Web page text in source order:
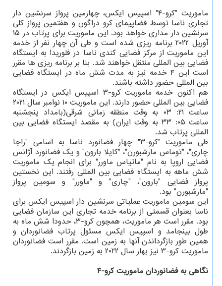
ماموریت "کرو-۴" اسپیس ایکس، چهارمین پرواز سرنشین دار
تجاری ناسا توسط فضاپیمای کرو دراگون و هفتمین پرواز کلی
سرنشین دار مداری خواهد بود. این ماموریت برای پرتاب در ۱۵
آوریل ۲۰۲۲ برنامه ریزی شده است و طی آن چهار نفر از خدمه
این ماموریت از مرکز فضایی کندی ناسا در فلوریدا به ایستگاه
فضایی بین المللی منتقل خواهند شد. بنا بر برنامه ریزی ها مقرر
است این ۴ خدمه نیز به مدت شش ماه در ایستگاه فضایی
بین المللی حضور داشته باشند.
هم اکنون خدمه ماموریت کرو-۳ اسپیس ایکس در ایستگاه
فضایی بین المللی حضور دارند. این ماموریت ۱۰ نوامبر سال ۲۰۲۱
ساعت ۲۱: ۰۳ به وقت منطقه زمانی شرقی(بامداد پنجشنبه
ساعت ۰۵: ۳۳ به وقت ایران) به مقصد ایستگاه فضایی بین
المللی پرتاب شد.
طی ماموریت "کرو-۳" چهار فضانورد ناسا به اسامی "راجا
چاری"، "توماس مارشبورن"، "کایلا بارون" و یک فضانورد آژانس
فضایی اروپا به نام "ماتیاس ماورر" برای انجام یک ماموریت
شش ماهه به ایستگاه فضایی بین المللی رفتند. این نخستین
پرواز فضایی "بارون"، "چاری" و "ماورر" و سومین پرواز
"مارشبورن" بود.
این سومین ماموریت عملیاتی سرنشین دار اسپیس ایکس برای
ناسا بعنوان قسمتی از برنامه خدمه تجاری این سازمان فضایی
بود. مقرر است هر ماموریت، همچون کرو-۳، حدودا شش ماه به
طول بینجامد و اسپیس ایکس مسئول پرتاب فضانوردان و
همین طور بازگرداندن آنها به زمین است. مقرر است فضانوردان
ماموریت کرو-۳ نیز بهار سال ۲۰۲۲ به زمین بازگردند.
نگاهی به فضانوردان ماموریت کرو-۴